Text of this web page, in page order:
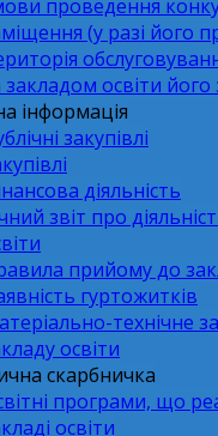
проведення
(у разі його
закладом освіти
інформація
закупівлі
діяльність
звіт про
прийому до
гуртожитків
технічне
освіти
скарбничка
програми, що
освіти